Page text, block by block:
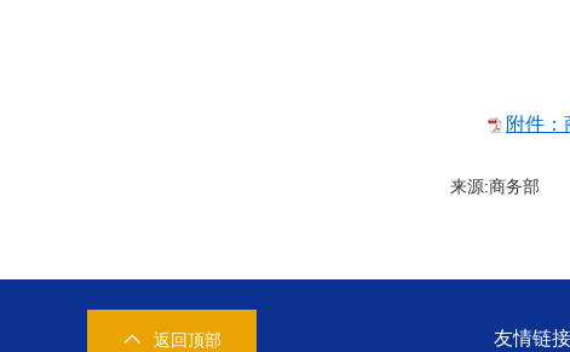
附件
来源:商务部
返回顶部 友情链接